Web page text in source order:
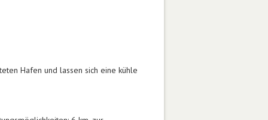
Hafen und lassen sich eine kühle